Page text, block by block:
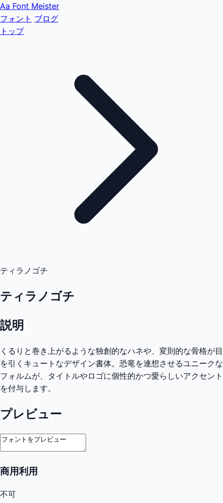
Aa Font Meister
フォント ブログ
トップ
ティラノゴチ
ティラノゴチ
説明
くるりと巻き上がるような独創的なハネや、変則的な骨格が目
を引くキュートなデザイン書体。恐竜を連想させるユニークな
フォルムが、タイトルやロゴに個性的かつ愛らしいアクセント
を付与します。
プレビュー
商用利用
不可